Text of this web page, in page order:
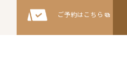
ご予約はこちら
© 2026 大阪府枚方市のヘッドスパならドラ